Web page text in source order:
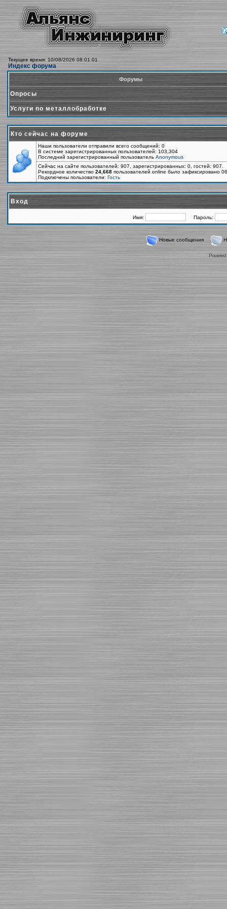
Текущее время: 10/08/2026 08:01:01
Индекс форума
Форумы
Опросы
Услуги по металлобработке
Кто сейчас на форуме
Наши пользователи отправили всего сообщений: 0
В системе зарегистрированных пользователей: 103,304
Последний зарегистрированный пользователь Anonymous
Сейчас на сайте пользователей: 907, зарегистрированных: 0, гостей:
Рекордное количество 24,668 пользователей online было зафиксировано
Подключены пользователи: Гость
Вход
Имя: Пароль:
Новые сообщения